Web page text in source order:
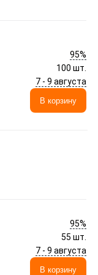
95%
100 шт.
7 - 9 августа
В корзину
95%
55 шт.
7 - 9 августа
В корзину